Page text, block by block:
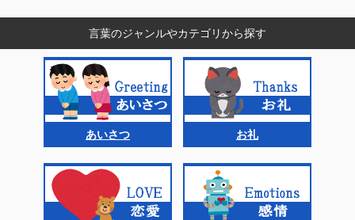
言葉のジャンルやカテゴリから探す
あいさつ お礼